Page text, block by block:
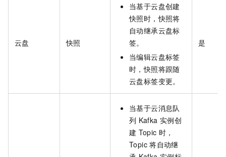
云盘 快照
当基于云盘创建
快照时，快照将
自动继承云盘标
签。
当编辑云盘标签
时，快照将跟随
云盘标签变更。
是
当基于云消息队
列 Kafka 实例创
建 Topic 时，
Topic 将自动继